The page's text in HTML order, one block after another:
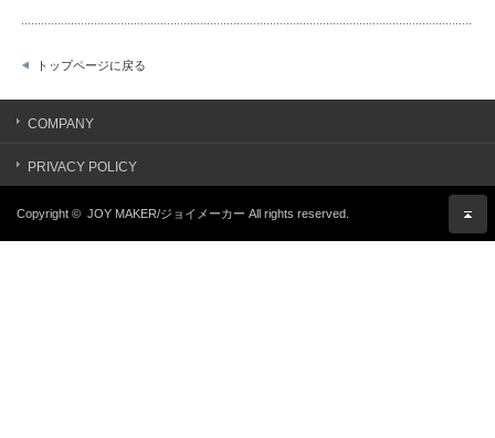
トップページに戻る
COMPANY
PRIVACY POLICY
Copyright © JOY MAKER/ジョイメーカー All rights reserved.